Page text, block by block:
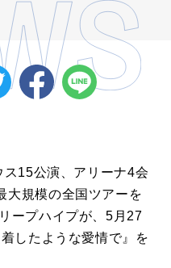
15公演、アリーナ4会
大規模の全国ツアーを
ープハイプが、5月27
したような愛情で』を